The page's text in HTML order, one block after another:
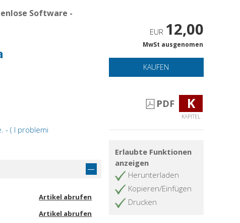
Software -
- ( I problemi
Artikel abrufen
Artikel abrufen
EUR 12,00
MwSt ausgenomen
KAUFEN
PDF K
KAPITEL
Erlaubte Funktionen
anzeigen
Herunterladen
Kopieren/Einfügen
Drucken